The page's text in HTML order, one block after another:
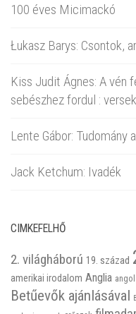
100 éves Micimackó
Łukasz Barys: Csontok,
Kiss Judit Ágnes: A vén
sebészhez fordul : versek
Lente Gábor: Tudomány
Jack Ketchum: Ivadék
CIMKEFELHŐ
2. világháború 19. század
amerikai irodalom Anglia
Betűevők ajánlásával